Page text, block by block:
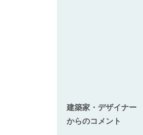
建築家・デザイナー
からのコメント